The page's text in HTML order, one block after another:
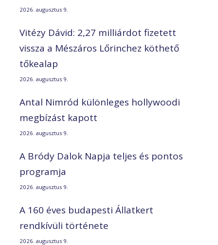
2026. augusztus 9.
Vitézy Dávid: 2,27 milliárdot fizetett
vissza a Mészáros Lőrinchez köthető
tőkealap
2026. augusztus 9.
Antal Nimród különleges hollywoodi
megbízást kapott
2026. augusztus 9.
A Bródy Dalok Napja teljes és pontos
programja
2026. augusztus 9.
A 160 éves budapesti Állatkert
rendkívüli története
2026. augusztus 9.